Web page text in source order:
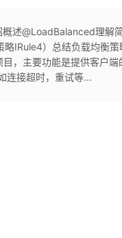
概述@LoadBalanced理
IRule4）总结负载均衡
，主要功能是提供客户
连接超时，重试等...